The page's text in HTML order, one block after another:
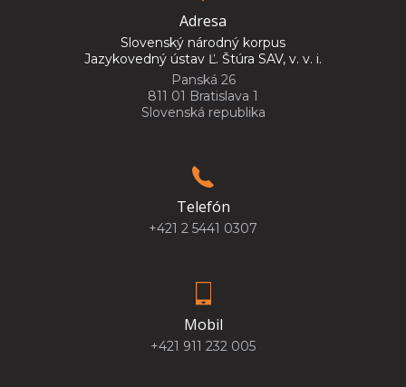
Adresa
Slovenský národný korpus
Jazykovedný ústav Ľ. Štúra SAV, v. v. i.
Panská 26
811 01 Bratislava 1
Slovenská republika
Telefón
+421 2 5441 0307
Mobil
+421 911 232 005